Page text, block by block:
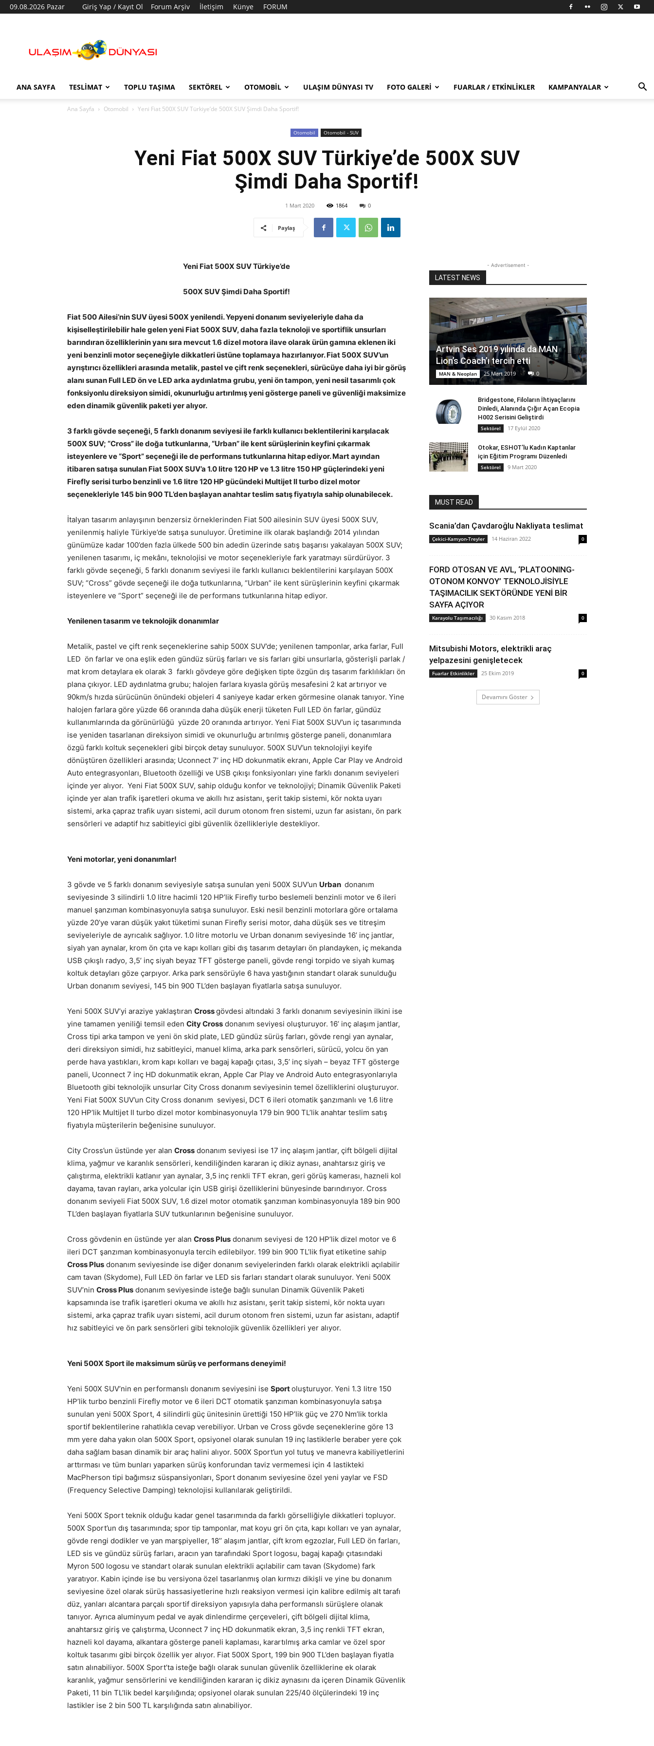
09.08.2026 Pazar Giriş Yap / Kayıt Ol Forum Arşiv İletişim Künye FORUM
Dünyası
ANA SAYFA TESLIMAT TOPLU TAŞIMA SEKTÖREL OTOMOBIL ULAŞIM DÜNYASI TV FOTO GALERI FUARLAR / ETKINLIKLER KAMPANYALAR
Ana Sayfa Otomobil Yeni Fiat 500X SUV Türkiye’de 500X SUV Şimdi Daha Sportif!
Otomobil Otomobil - SUV
Yeni Fiat 500X SUV Türkiye’de 500X SUV
Şimdi Daha Sportif!
1 Mart 2020 1864 0
Paylaş
Yeni Fiat 500X SUV Türkiye’de
500X SUV Şimdi Daha Sportif!
Fiat 500 Ailesi’nin SUV üyesi 500X yenilendi. Yepyeni donanım seviyeleriyle daha da
kişiselleştirilebilir hale gelen yeni Fiat 500X SUV, daha fazla teknoloji ve sportiflik unsurları
barındıran özelliklerinin yanı sıra mevcut 1.6 dizel motora ilave olarak ürün gamına eklenen iki
yeni benzinli motor seçeneğiyle dikkatleri üstüne toplamaya hazırlanıyor. Fiat 500X SUV’un
ayrıştırıcı özellikleri arasında metalik, pastel ve çift renk seçenekleri, sürücüye daha iyi bir görüş
alanı sunan Full LED ön ve LED arka aydınlatma grubu, yeni ön tampon, yeni nesil tasarımlı çok
fonksiyonlu direksiyon simidi, okunurluğu artırılmış yeni gösterge paneli ve güvenliği maksimize
eden dinamik güvenlik paketi yer alıyor.
3 farklı gövde seçeneği, 5 farklı donanım seviyesi ile farklı kullanıcı beklentilerini karşılacak
500X SUV; “Cross” ile doğa tutkunlarına, “Urban” ile kent sürüşlerinin keyfini çıkarmak
isteyenlere ve “Sport” seçeneği ile de performans tutkunlarına hitap ediyor. Mart ayından
itibaren satışa sunulan Fiat 500X SUV’a 1.0 litre 120 HP ve 1.3 litre 150 HP güçlerindeki yeni
Firefly serisi turbo benzinli ve 1.6 litre 120 HP gücündeki Multijet II turbo dizel motor
seçenekleriyle 145 bin 900 TL’den başlayan anahtar teslim satış fiyatıyla sahip olunabilecek.
İtalyan tasarım anlayışının benzersiz örneklerinden Fiat 500 ailesinin SUV üyesi 500X SUV,
yenilenmiş haliyle Türkiye’de satışa sunuluyor. Üretimine ilk olarak başlandığı 2014 yılından
günümüze kadar 100’den fazla ülkede 500 bin adedin üzerinde satış başarısı yakalayan 500X SUV;
yenilenen tasarımı, iç mekânı, teknolojisi ve motor seçenekleriyle fark yaratmayı sürdürüyor. 3
farklı gövde seçeneği, 5 farklı donanım seviyesi ile farklı kullanıcı beklentilerini karşılayan 500X
SUV; “Cross” gövde seçeneği ile doğa tutkunlarına, “Urban” ile kent sürüşlerinin keyfini çıkarmak
isteyenlere ve “Sport” seçeneği ile de performans tutkunlarına hitap ediyor.
Yenilenen tasarım ve teknolojik donanımlar
Metalik, pastel ve çift renk seçeneklerine sahip 500X SUV’de; yenilenen tamponlar, arka farlar, Full
LED ön farlar ve ona eşlik eden gündüz sürüş farları ve sis farları gibi unsurlarla, gösterişli parlak /
mat krom detaylara ek olarak 3 farklı gövdeye göre değişken tipte özgün dış tasarım farklılıkları ön
plana çıkıyor. LED aydınlatma grubu; halojen farlara kıyasla görüş mesafesini 2 kat artırıyor ve
90km/s hızda sürücünün önündeki objeleri 4 saniyeye kadar erken görmesine olanak tanıyor. Yine
halojen farlara göre yüzde 66 oranında daha düşük enerji tüketen Full LED ön farlar, gündüz
kullanımlarında da görünürlüğü yüzde 20 oranında artırıyor. Yeni Fiat 500X SUV’un iç tasarımında
ise yeniden tasarlanan direksiyon simidi ve okunurluğu artırılmış gösterge paneli, donanımlara
özgü farklı koltuk seçenekleri gibi birçok detay sunuluyor. 500X SUV’un teknolojiyi keyife
dönüştüren özellikleri arasında; Uconnect 7’ inç HD dokunmatik ekranı, Apple Car Play ve Android
Auto entegrasyonları, Bluetooth özelliği ve USB çıkışı fonksiyonları yine farklı donanım seviyeleri
içinde yer alıyor. Yeni Fiat 500X SUV, sahip olduğu konfor ve teknolojiyi; Dinamik Güvenlik Paketi
içinde yer alan trafik işaretleri okuma ve akıllı hız asistanı, şerit takip sistemi, kör nokta uyarı
sistemi, arka çapraz trafik uyarı sistemi, acil durum otonom fren sistemi, uzun far asistanı, ön park
sensörleri ve adaptif hız sabitleyici gibi güvenlik özellikleriyle destekliyor.
Yeni motorlar, yeni donanımlar!
3 gövde ve 5 farklı donanım seviyesiyle satışa sunulan yeni 500X SUV’un Urban donanım
seviyesinde 3 silindirli 1.0 litre hacimli 120 HP’lik Firefly turbo beslemeli benzinli motor ve 6 ileri
manuel şanzıman kombinasyonuyla satışa sunuluyor. Eski nesil benzinli motorlara göre ortalama
yüzde 20’ye varan düşük yakıt tüketimi sunan Firefly serisi motor, daha düşük ses ve titreşim
seviyeleriyle de ayrıcalık sağlıyor. 1.0 litre motorlu ve Urban donanım seviyesinde 16’ inç jantlar,
siyah yan aynalar, krom ön çıta ve kapı kolları gibi dış tasarım detayları ön plandayken, iç mekanda
USB çıkışlı radyo, 3,5’ inç siyah beyaz TFT gösterge paneli, gövde rengi torpido ve siyah kumaş
koltuk detayları göze çarpıyor. Arka park sensörüyle 6 hava yastığının standart olarak sunulduğu
Urban donanım seviyesi, 145 bin 900 TL’den başlayan fiyatlarla satışa sunuluyor.
Yeni 500X SUV’yi araziye yaklaştıran Crossgövdesi altındaki 3 farklı donanım seviyesinin ilkini ise
yine tamamen yeniliği temsil eden City Cross donanım seviyesi oluşturuyor. 16’ inç alaşım jantlar,
Cross tipi arka tampon ve yeni ön skid plate, LED gündüz sürüş farları, gövde rengi yan aynalar,
deri direksiyon simidi, hız sabitleyici, manuel klima, arka park sensörleri, sürücü, yolcu ön yan
perde hava yastıkları, krom kapı kolları ve bagaj kapağı çıtası, 3,5’ inç siyah – beyaz TFT gösterge
paneli, Uconnect 7 inç HD dokunmatik ekran, Apple Car Play ve Android Auto entegrasyonlarıyla
Bluetooth gibi teknolojik unsurlar City Cross donanım seviyesinin temel özelliklerini oluşturuyor.
Yeni Fiat 500X SUV’un City Cross donanım seviyesi, DCT 6 ileri otomatik şanzımanlı ve 1.6 litre
120 HP’lik Multijet II turbo dizel motor kombinasyonuyla 179 bin 900 TL’lik anahtar teslim satış
fiyatıyla müşterilerin beğenisine sunuluyor.
City Cross’un üstünde yer alan Cross donanım seviyesi ise 17 inç alaşım jantlar, çift bölgeli dijital
klima, yağmur ve karanlık sensörleri, kendiliğinden kararan iç dikiz aynası, anahtarsız giriş ve
çalıştırma, elektrikli katlanır yan aynalar, 3,5 inç renkli TFT ekran, geri görüş kamerası, hazneli kol
dayama, tavan rayları, arka yolcular için USB girişi özelliklerini bünyesinde barındırıyor. Cross
donanım seviyeli Fiat 500X SUV, 1.6 dizel motor otomatik şanzıman kombinasyonuyla 189 bin 900
TL’den başlayan fiyatlarla SUV tutkunlarının beğenisine sunuluyor.
Cross gövdenin en üstünde yer alan Cross Plus donanım seviyesi de 120 HP’lik dizel motor ve 6
ileri DCT şanzıman kombinasyonuyla tercih edilebilyor. 199 bin 900 TL’lik fiyat etiketine sahip
Cross Plus donanım seviyesinde ise diğer donanım seviyelerinden farklı olarak elektrikli açılabilir
cam tavan (Skydome), Full LED ön farlar ve LED sis farları standart olarak sunuluyor. Yeni 500X
SUV’nin Cross Plus donanım seviyesinde isteğe bağlı sunulan Dinamik Güvenlik Paketi
kapsamında ise trafik işaretleri okuma ve akıllı hız asistanı, şerit takip sistemi, kör nokta uyarı
sistemi, arka çapraz trafik uyarı sistemi, acil durum otonom fren sistemi, uzun far asistanı, adaptif
hız sabitleyici ve ön park sensörleri gibi teknolojik güvenlik özellikleri yer alıyor.
Yeni 500X Sport ile maksimum sürüş ve performans deneyimi!
Yeni 500X SUV’nin en performanslı donanım seviyesini ise Sportoluşturuyor. Yeni 1.3 litre 150
HP’lik turbo benzinli Firefly motor ve 6 ileri DCT otomatik şanzıman kombinasyonuyla satışa
sunulan yeni 500X Sport, 4 silindirli güç ünitesinin ürettiği 150 HP’lik güç ve 270 Nm’lik torkla
sportif beklentilerine rahatlıkla cevap verebiliyor. Urban ve Cross gövde seçeneklerine göre 13
mm yere daha yakın olan 500X Sport, opsiyonel olarak sunulan 19 inç lastiklerle beraber yere çok
daha sağlam basan dinamik bir araç halini alıyor. 500X Sport’un yol tutuş ve manevra kabiliyetlerini
arttırması ve tüm bunları yaparken sürüş konforundan taviz vermemesi için 4 lastikteki
MacPherson tipi bağımsız süspansiyonları, Sport donanım seviyesine özel yeni yaylar ve FSD
(Frequency Selective Damping) teknolojisi kullanılarak geliştirildi.
Yeni 500X Sport teknik olduğu kadar genel tasarımında da farklı görselliğiyle dikkatleri topluyor.
500X Sport’un dış tasarımında; spor tip tamponlar, mat koyu gri ön çıta, kapı kolları ve yan aynalar,
gövde rengi dodikler ve yan marşpiyeller, 18’’ alaşım jantlar, çift krom egzozlar, Full LED ön farları,
LED sis ve gündüz sürüş farları, aracın yan tarafındaki Sport logosu, bagaj kapağı çıtasındaki
Myron 500 logosu ve standart olarak sunulan elektrikli açılabilir cam tavan (Skydome) fark
yaratıyor. Kabin içinde ise bu versiyona özel tasarlanmış olan kırmızı dikişli ve yine bu donanım
seviyesine özel olarak sürüş hassasiyetlerine hızlı reaksiyon vermesi için kalibre edilmiş alt tarafı
düz, yanları alcantara parçalı sportif direksiyon yapısıyla daha performanslı sürüşlere olanak
tanıyor. Ayrıca aluminyum pedal ve ayak dinlendirme çerçeveleri, çift bölgeli dijital klima,
anahtarsız giriş ve çalıştırma, Uconnect 7 inç HD dokunmatik ekran, 3,5 inç renkli TFT ekran,
hazneli kol dayama, alkantara gösterge paneli kaplaması, karartılmış arka camlar ve özel spor
koltuk tasarımı gibi birçok özellik yer alıyor. Fiat 500X Sport, 199 bin 900 TL’den başlayan fiyatla
satın alınabiliyor. 500X Sport’ta isteğe bağlı olarak sunulan güvenlik özelliklerine ek olarak
karanlık, yağmur sensörlerini ve kendiliğinden kararan iç dikiz aynasını da içeren Dinamik Güvenlik
Paketi, 11 bin TL’lik bedel karşılığında; opsiyonel olarak sunulan 225/40 ölçülerindeki 19 inç
lastikler ise 2 bin 500 TL karşılığında satın alınabiliyor.
- Advertisement -
LATEST NEWS
Artvin Ses 2019 yılında da MAN
Lion’s Coach’ı tercih etti
MAN & Neoplan 25 Mart 2019 0
Bridgestone, Filoların İhtiyaçlarını
Dinledi, Alanında Çığır Açan Ecopia
H002 Serisini Geliştirdi
Sektörel 17 Eylül 2020
Otokar, ESHOT’lu Kadın Kaptanlar
için Eğitim Programı Düzenledi
Sektörel 9 Mart 2020
MUST READ
Scania’dan Çavdaroğlu Nakliyata teslimat
Çekici-Kamyon-Treyler 14 Haziran 2022 0
FORD OTOSAN VE AVL, ‘PLATOONING-
OTONOM KONVOY’ TEKNOLOJİSİYLE
TAŞIMACILIK SEKTÖRÜNDE YENİ BİR
SAYFA AÇIYOR
Karayolu Taşımacılığı 30 Kasım 2018 0
Mitsubishi Motors, elektrikli araç
yelpazesini genişletecek
Fuarlar Etkinlikler 25 Ekim 2019 0
Devamını Göster